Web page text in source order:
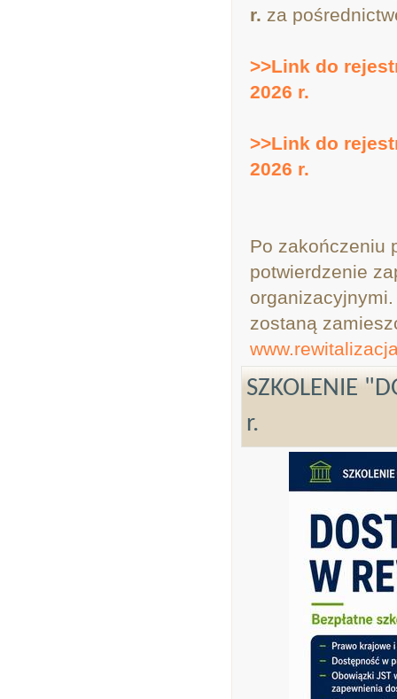
r. za
>>Link do
2026 r.
>>Link do
2026 r.
Po zakończeniu
potwierdzenie
zostaną
SZKOLENIE
r.